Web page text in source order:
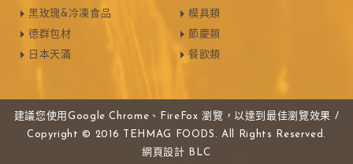
黑玫瑰&冷凍食品
德群包材
日本天滿
模具類
節慶類
餐飲類
建議您使用Google Chrome、FireFox 瀏覽，以達到最佳瀏覽效果 /
Copyright © 2016 TEHMAG FOODS. All Rights Reserved.
網頁設計 BLC